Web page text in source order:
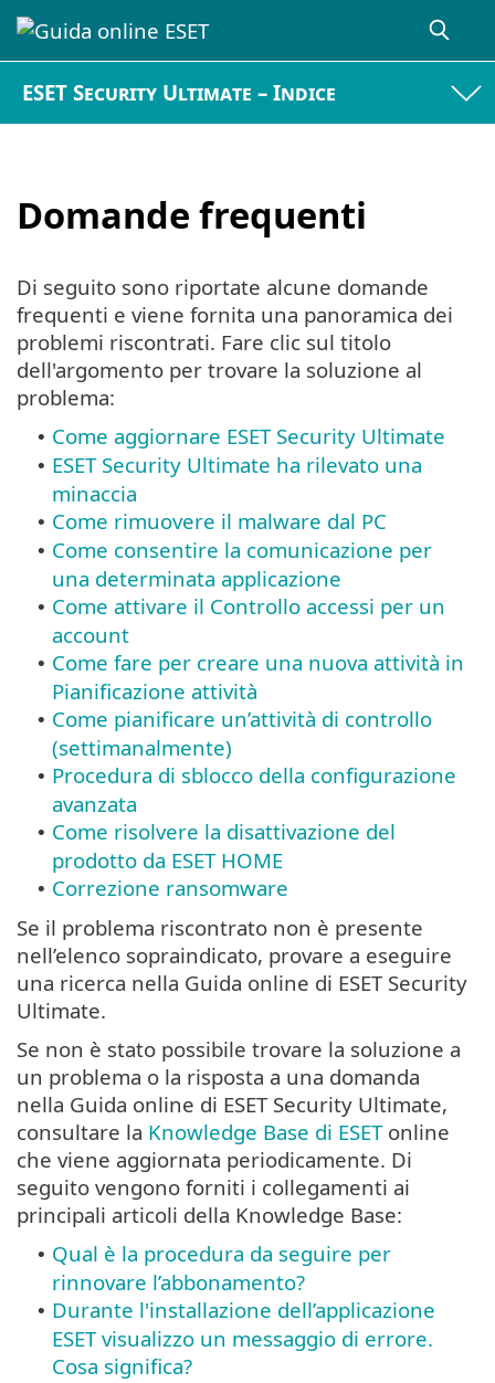
ESET Security Ultimate – Indice
Domande frequenti
Di seguito sono riportate alcune domande
frequenti e viene fornita una panoramica dei
problemi riscontrati. Fare clic sul titolo
dell'argomento per trovare la soluzione al
problema:
• Come aggiornare ESET Security Ultimate
• ESET Security Ultimate ha rilevato una
minaccia
• Come rimuovere il malware dal PC
• Come consentire la comunicazione per
una determinata applicazione
• Come attivare il Controllo accessi per un
account
• Come fare per creare una nuova attività in
Pianificazione attività
• Come pianificare un’attività di controllo
(settimanalmente)
• Procedura di sblocco della configurazione
avanzata
• Come risolvere la disattivazione del
prodotto da ESET HOME
• Correzione ransomware
Se il problema riscontrato non è presente
nell’elenco sopraindicato, provare a eseguire
una ricerca nella Guida online di ESET Security
Ultimate.
Se non è stato possibile trovare la soluzione a
un problema o la risposta a una domanda
nella Guida online di ESET Security Ultimate,
consultare la Knowledge Base di ESETonline
che viene aggiornata periodicamente. Di
seguito vengono forniti i collegamenti ai
principali articoli della Knowledge Base:
• Qual è la procedura da seguire per
rinnovare l’abbonamento?
• Durante l'installazione dell’applicazione
ESET visualizzo un messaggio di errore.
Cosa significa?